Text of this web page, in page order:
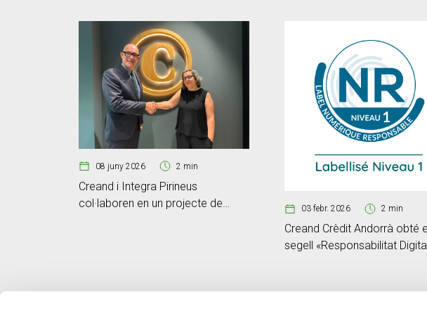
08 juny 2026 2 min
Creand i Integra Pirineus
col·laboren en un projecte de
03 febr. 2026 2 min
Creand Crèdit Andorrà obté el
segell «Responsabilitat